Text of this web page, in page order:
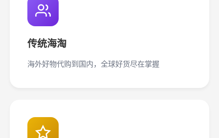
传统海淘
海外好物代购到国内，全球好货尽在掌握